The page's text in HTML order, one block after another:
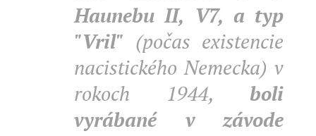
Haunebu II, V7, a typ
"Vril" (počas existencie
nacistického Nemecka) v
rokoch 1944, boli
vyrábané v závode